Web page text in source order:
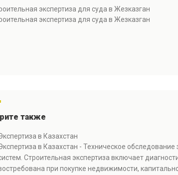
экспертиза для суда в Жезказган
экспертиза для суда в Жезказган
также
в Казахстан
в Казахстан - Техническое
Строительная экспертиза включает
при покупке недвижимости,